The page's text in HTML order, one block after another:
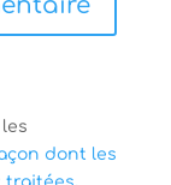
dont les